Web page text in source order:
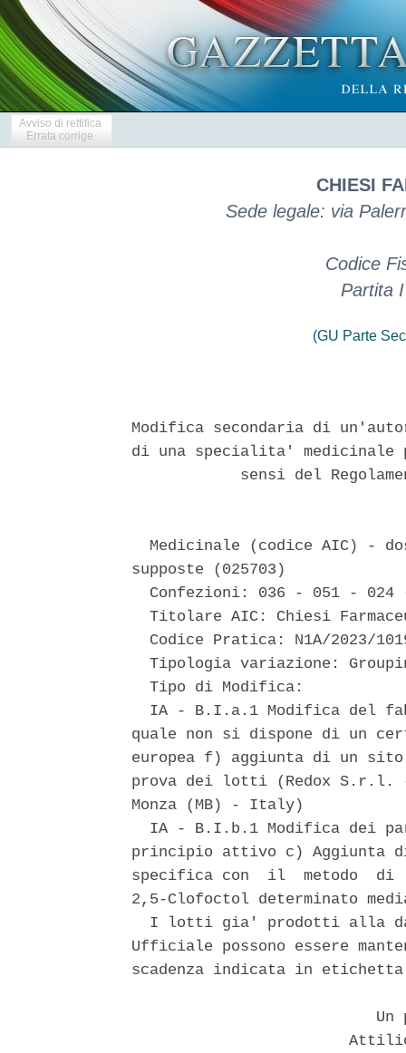
Avviso di rettifica
Errata corrige
CHIESI
Sede legale: via
Codice
Partita
(GU Parte
Modifica secondaria di
di una specialita' medicinale
sensi del
Medicinale (codice AIC) -
supposte (025703)
Confezioni: 036 - 051 - 024
Titolare AIC: Chiesi
Codice Pratica: N1A/2023/
Tipologia variazione:
  Tipo di Modifica:
IA - B.I.a.1 Modifica del
quale non si dispone di un
europea f) aggiunta di un
prova dei lotti (Redox
Monza (MB) - Italy)
IA - B.I.b.1 Modifica dei
principio attivo c) Aggiunta
specifica con  il  metodo  di
2,5-Clofoctol determinato
I lotti gia' prodotti alla
Ufficiale possono essere
scadenza indicata in
Un